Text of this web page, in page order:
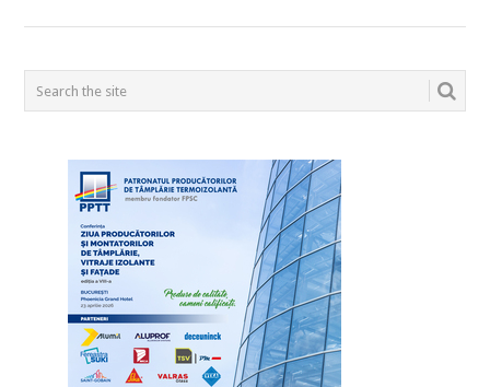
POSTS
NAVIGATION